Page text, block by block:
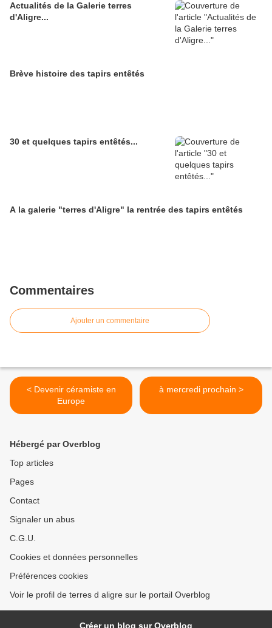
Actualités de la Galerie terres
d'Aligre...
Brève histoire des tapirs entêtés
30 et quelques tapirs entêtés...
A la galerie "terres d'Aligre" la rentrée des tapirs entêtés
Commentaires
Ajouter un commentaire
< Devenir céramiste en
Europe
à mercredi prochain >
Hébergé par Overblog
Top articles
Pages
Contact
Signaler un abus
C.G.U.
Cookies et données personnelles
Préférences cookies
Voir le profil de terres d aligre sur le portail Overblog
Créer un blog sur Overblog